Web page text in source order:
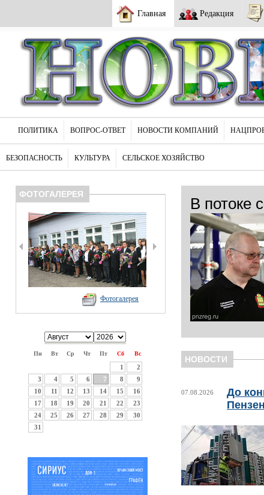
Главная Редакция
ПОЛИТИКА ВОПРОС-ОТВЕТ НОВОСТИ КОМПАНИЙ
БЕЗОПАСНОСТЬ КУЛЬТУРА СЕЛЬСКОЕ ХОЗЯЙСТВО
ФОТОГАЛЕРЕЯ
Фотогалерея
Пн Вт Ср Чт Пт Сб Вс
1
2
3
4 5 6 7 8
9
10
11 12 13 14 15
16
17
18 19 20 21 22
23
24
25 26 27 28 29
30
31
В потоке
НОВОСТИ
07.08.2026
До